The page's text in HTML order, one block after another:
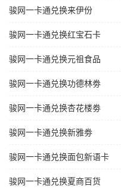
骏网一卡通兑换来伊份
骏网一卡通兑换红宝石卡
骏网一卡通兑换元祖食品
骏网一卡通兑换功德林劵
骏网一卡通兑换杏花楼劵
骏网一卡通兑换新雅劵
骏网一卡通兑换面包新语卡
骏网一卡通兑换夏商百货